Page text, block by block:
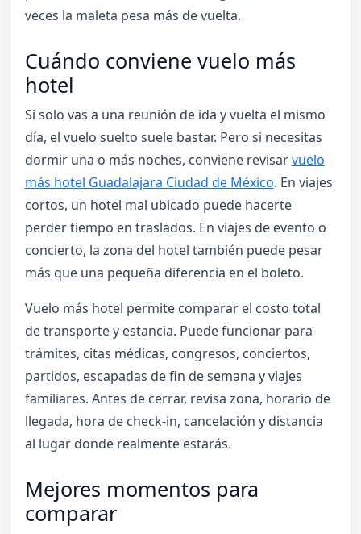
veces la maleta pesa más de vuelta.
Cuándo conviene vuelo más
hotel
Si solo vas a una reunión de ida y vuelta el mismo
día, el vuelo suelto suele bastar. Pero si necesitas
dormir una o más noches, conviene revisarvuelo
más hotel Guadalajara Ciudad de México. En viajes
cortos, un hotel mal ubicado puede hacerte
perder tiempo en traslados. En viajes de evento o
concierto, la zona del hotel también puede pesar
más que una pequeña diferencia en el boleto.
Vuelo más hotel permite comparar el costo total
de transporte y estancia. Puede funcionar para
trámites, citas médicas, congresos, conciertos,
partidos, escapadas de fin de semana y viajes
familiares. Antes de cerrar, revisa zona, horario de
llegada, hora de check-in, cancelación y distancia
al lugar donde realmente estarás.
Mejores momentos para
comparar